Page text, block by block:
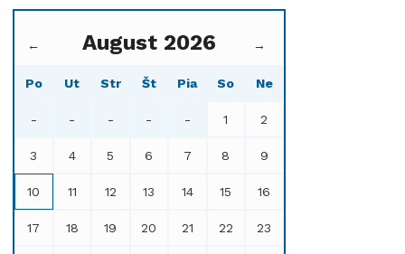
← August 2026 →
Po Ut Str Št Pia So Ne
- - - - - 1 2
3 4 5 6 7 8 9
10 11 12 13 14 15 16
17 18 19 20 21 22 23